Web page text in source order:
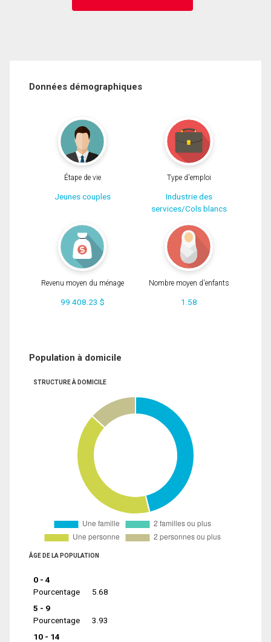
Données démographiques
Étape de vie
Jeunes couples
Type d'emploi
Industrie des
services/Cols blancs
Revenu moyen du ménage
99 408.23 $
Nombre moyen d'enfants
1.58
Population à domicile
STRUCTURE À DOMICILE
ÂGE DE LA POPULATION
0 - 4
Pourcentage
5.68
5 - 9
Pourcentage
3.93
10 - 14